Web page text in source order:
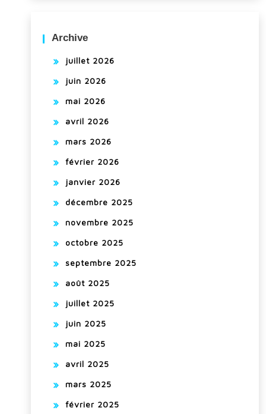
Archive
juillet 2026
juin 2026
mai 2026
avril 2026
mars 2026
février 2026
janvier 2026
décembre 2025
novembre 2025
octobre 2025
septembre 2025
août 2025
juillet 2025
juin 2025
mai 2025
avril 2025
mars 2025
février 2025